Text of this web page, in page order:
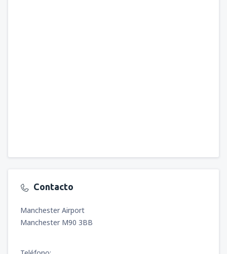
Contacto
Manchester Airport
Manchester M90 3BB